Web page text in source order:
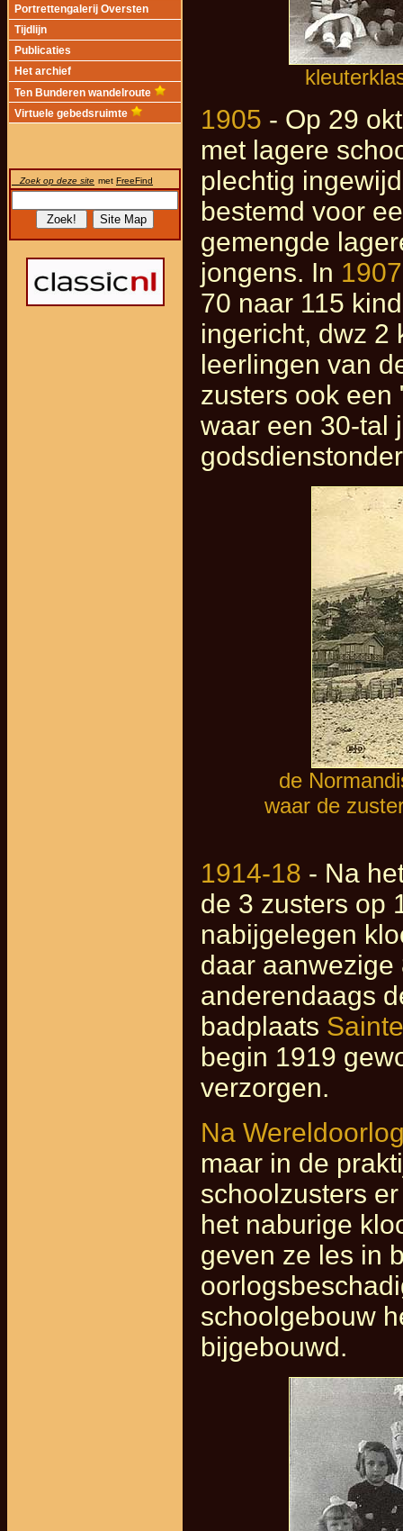
Portrettengalerij Oversten
Tijdlijn
Publicaties
Het archief
Ten Bunderen wandelroute
Virtuele gebedsruimte
Zoek op deze site met FreeFind
1905 - Op 29
met lagere
plechtig
bestemd voor
gemengde
jongens. In 1907
70 naar 115
ingericht, dwz 2
leerlingen van
zusters ook een
waar een 30-tal
de
waar de
1914-18 - Na
de 3 zusters op
nabijgelegen
daar
anderendaags
badplaats
begin 1919
verzorgen.
Na
maar in de
schoolzusters
het naburige
geven ze les in
schoolgebouw
bijgebouwd.